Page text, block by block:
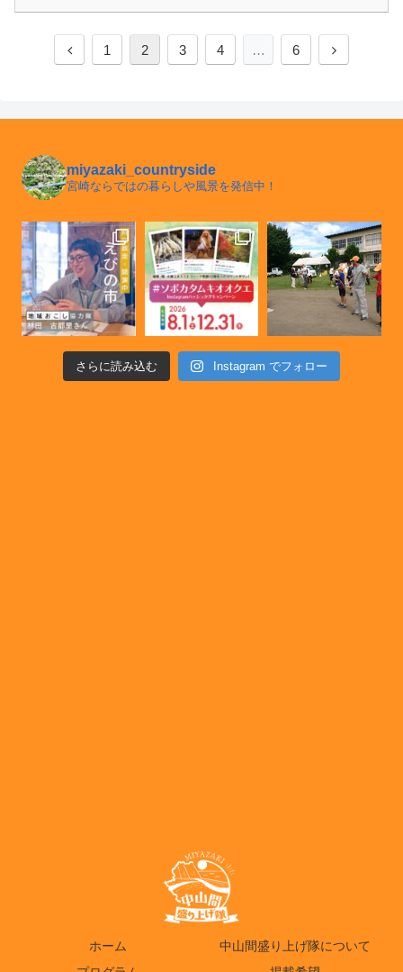
前
1 2 3 4 … 6
次
miyazaki_countryside
宮崎ならではの暮らしや風景を発信中！
さらに読み込む Instagram でフォロー
ホーム
中山間盛り上げ隊について